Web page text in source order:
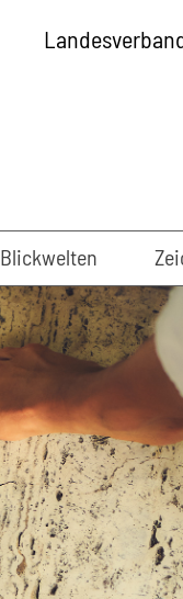
Blickwelten